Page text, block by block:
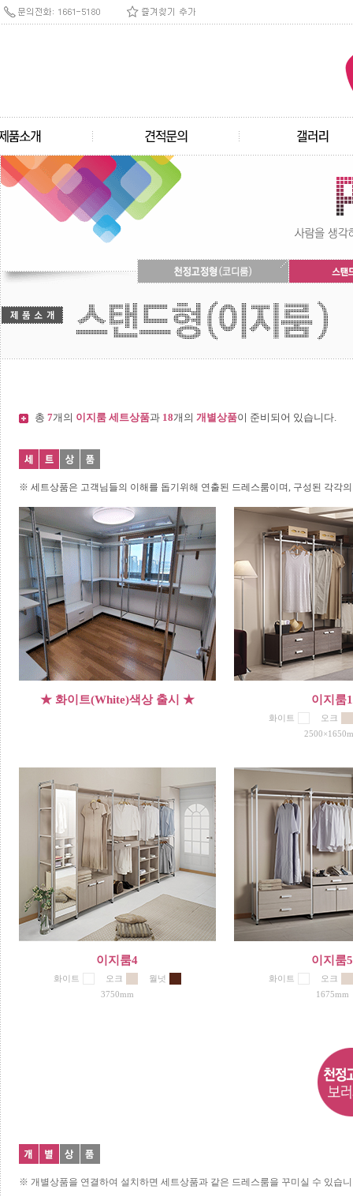
총 7개의 이지룸 세트상품과 18개의 개별상품이 준비되어 있습니다.
※ 세트상품은 고객님들의 이해를 돕기위해 연출된 드레스룸이며, 구성된 각각
★ 화이트(White)색상 출시 ★ 이지룸1
화이트
오크
이지룸4
화이트 오크
월넛
3750mm
이지룸5
화이트
오크
1675mm
※ 개별상품을 연결하여 설치하면 세트상품과 같은 드레스룸을 꾸미실 수 있습